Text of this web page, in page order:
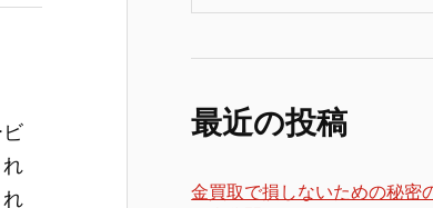
最近の投稿
金買取で損しないための秘密